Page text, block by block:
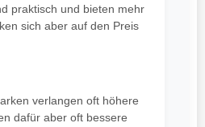
praktisch und bieten mehr
sich aber auf den Preis
verlangen oft höhere
dafür aber oft bessere